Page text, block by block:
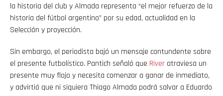
la historia del club y Almada representa “el mejor refuerzo de la
historia del fútbol argentino” por su edad, actualidad en la
Selección y proyección.
Sin embargo, el periodista bajó un mensaje contundente sobre
el presente futbolístico. Pantich señaló que River atraviesa un
presente muy flojo y necesita comenzar a ganar de inmediato,
y advirtió que ni siquiera Thiago Almada podrá salvar a Eduardo